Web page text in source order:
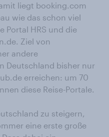
liegt booking.com
wie das schon viel
Portal HRS und die
Ziel von
andere
Deutschland bisher nur
erreichen: um 70
diese Reise-Portale.
zu steigern,
eine erste große